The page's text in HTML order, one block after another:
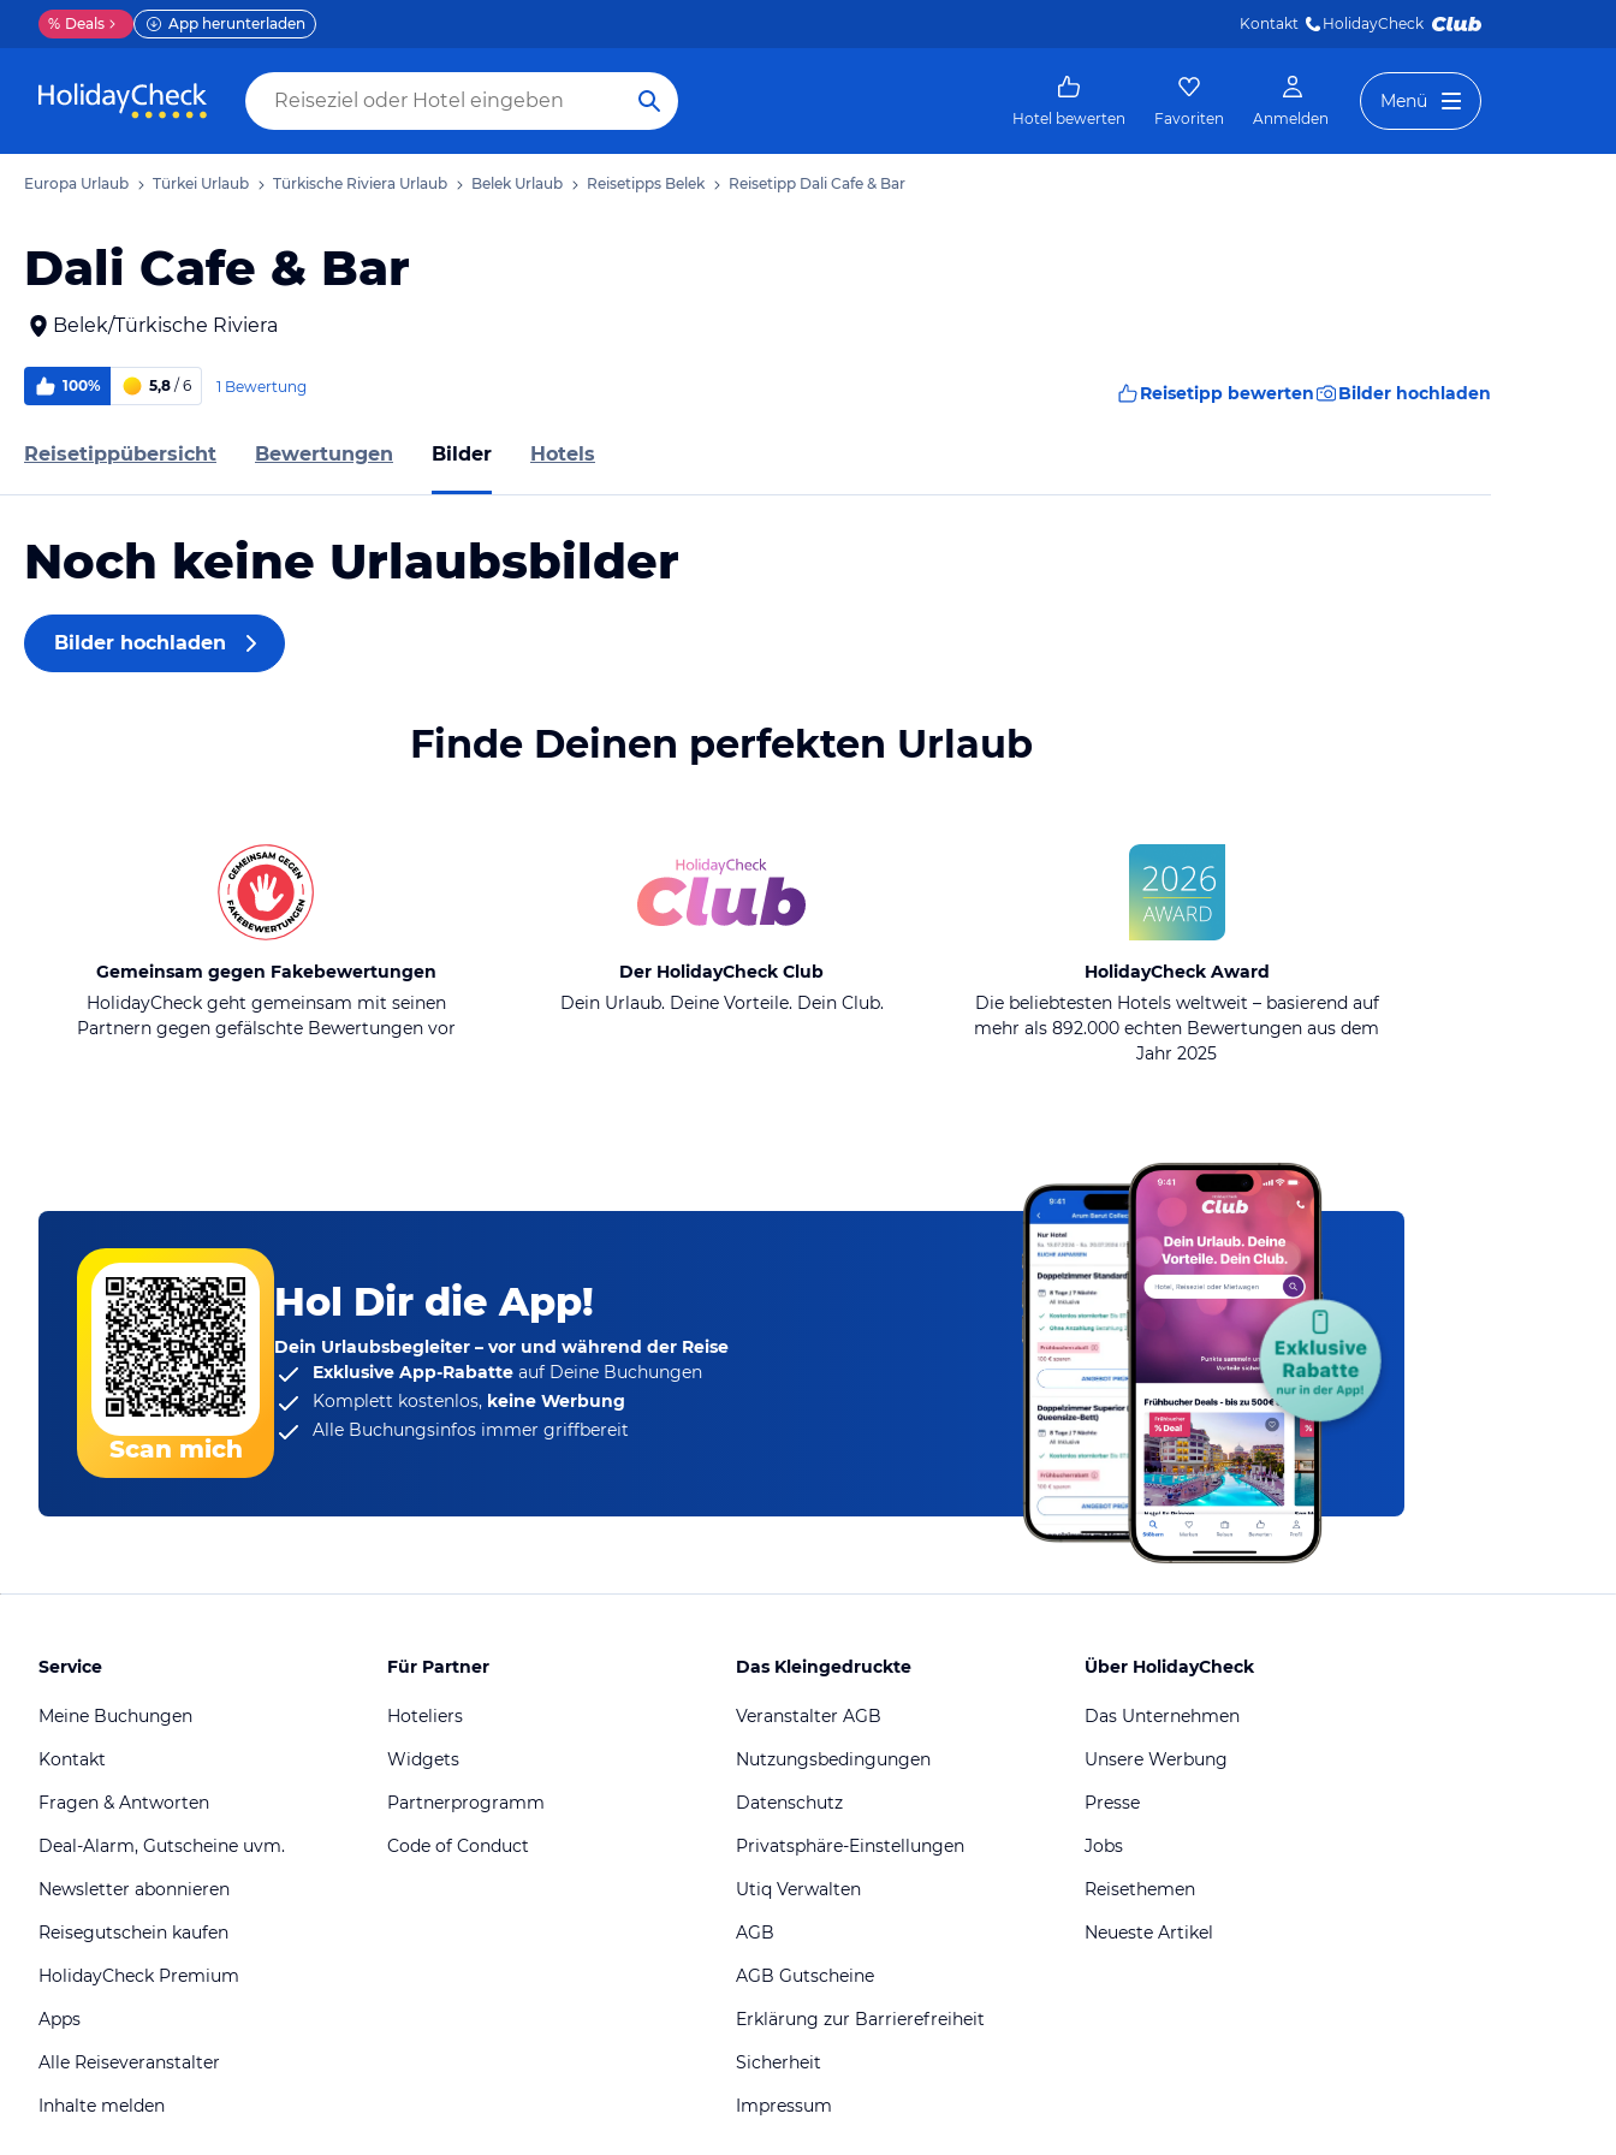
% Deals App herunterladen Kontakt HolidayCheck
Hotel bewerten Favoriten Anmelden
Menü
Europa Urlaub Türkei Urlaub Türkische Riviera Urlaub Belek Urlaub Reisetipps Belek Reisetipp Dali Cafe & Bar
Dali Cafe & Bar
Belek/Türkische Riviera
100% 5,8 / 6 1 Bewertung Reisetipp bewerten Bilder hochladen
Reisetippübersicht Bewertungen Bilder Hotels
Noch keine Urlaubsbilder
Bilder hochladen
Finde Deinen perfekten Urlaub
Gemeinsam gegen Fakebewertungen
HolidayCheck geht gemeinsam mit seinen
Partnern gegen gefälschte Bewertungen vor
Der HolidayCheck Club
Dein Urlaub. Deine Vorteile. Dein Club.
HolidayCheck Award
Die beliebtesten Hotels weltweit – basierend auf
mehr als 892.000 echten Bewertungen aus dem
Jahr 2025
Scan mich
Hol Dir die App!
Dein Urlaubsbegleiter – vor und während der Reise
Exklusive App-Rabatte auf Deine Buchungen
Komplett kostenlos, keine Werbung
Alle Buchungsinfos immer griffbereit
Service
Meine Buchungen
Kontakt
Fragen & Antworten
Deal-Alarm, Gutscheine uvm.
Newsletter abonnieren
Reisegutschein kaufen
HolidayCheck Premium
Apps
Alle Reiseveranstalter
Inhalte melden
Für Partner
Hoteliers
Widgets
Partnerprogramm
Code of Conduct
Das Kleingedruckte
Veranstalter AGB
Nutzungsbedingungen
Datenschutz
Privatsphäre-Einstellungen
Utiq Verwalten
AGB
AGB Gutscheine
Erklärung zur Barrierefreiheit
Sicherheit
Impressum
Über HolidayCheck
Das Unternehmen
Unsere Werbung
Presse
Jobs
Reisethemen
Neueste Artikel